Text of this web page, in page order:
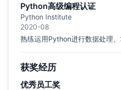
Python高级编程认证
Python Institute
2020-08
熟练运用Python进行数据处理、
获奖经历
优秀员工奖